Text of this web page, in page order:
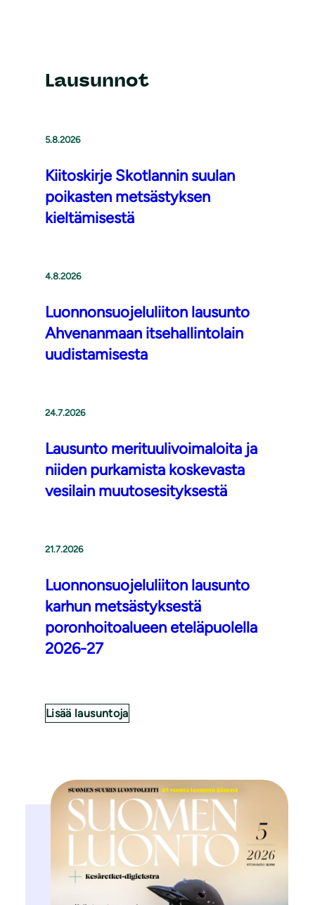
Lausunnot
5.8.2026
Kiitoskirje Skotlannin suulan
poikasten metsästyksen
kieltämisestä
4.8.2026
Luonnonsuojeluliiton lausunto
Ahvenanmaan itsehallintolain
uudistamisesta
24.7.2026
Lausunto merituulivoimaloita ja
niiden purkamista koskevasta
vesilain muutosesityksestä
21.7.2026
Luonnonsuojeluliiton lausunto
karhun metsästyksestä
poronhoitoalueen eteläpuolella
2026-27
Lisää lausuntoja